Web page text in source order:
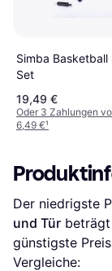
Simba Basketball
Set
19,49 €
Oder 3 Zahlungen
6,49 €¹
Der niedrigste
und Tür
günstigste
Vergleiche: